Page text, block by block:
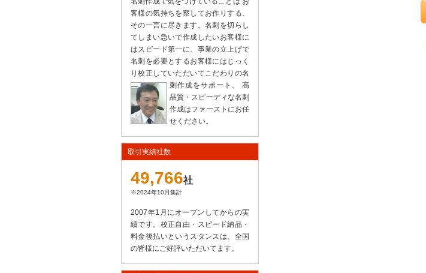
客様の気持ちを察してお作りする、
その一言に尽きます。名刺を切らし
てしまい急いで作成したいお客様に
はスピード第一に、事業の立上げで
名刺を必要とするお客様にはじっく
り校正していただいてこだわりの名
刺作成をサポート。
高
品質・スピーディな名刺
作成はファーストにお任
せください。
取引実績社数
49,766社
※2024年10月集計
2007年1月にオープンしてからの実
績です。校正自由・スピード納品・
料金後払いというスタンスは、全国
の皆様にご好評いただいてます。